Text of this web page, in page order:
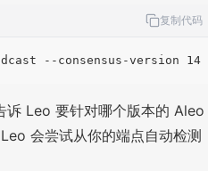
复制代码
诉 Leo 要针对哪个版本的 Aleo
会尝试从你的端点自动检测